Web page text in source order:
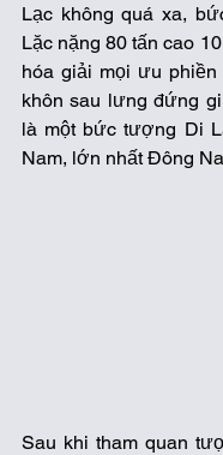
Lạc không quá xa,
Lặc nặng 80 tấn cao
hóa giải mọi ưu phiền
khôn sau lưng đứng
là một bức tượng Di
Nam, lớn nhất Đông
Sau khi tham quan